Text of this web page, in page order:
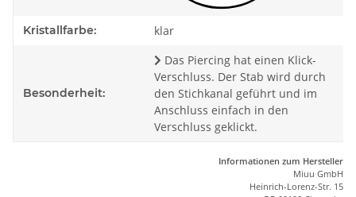
Kristallfarbe: klar
Besonderheit:
Das Piercing hat einen Klick-
Verschluss. Der Stab wird durch
den Stichkanal geführt und im
Anschluss einfach in den
Verschluss geklickt.
Informationen zum Hersteller
Miuu GmbH
Heinrich-Lorenz-Str. 15